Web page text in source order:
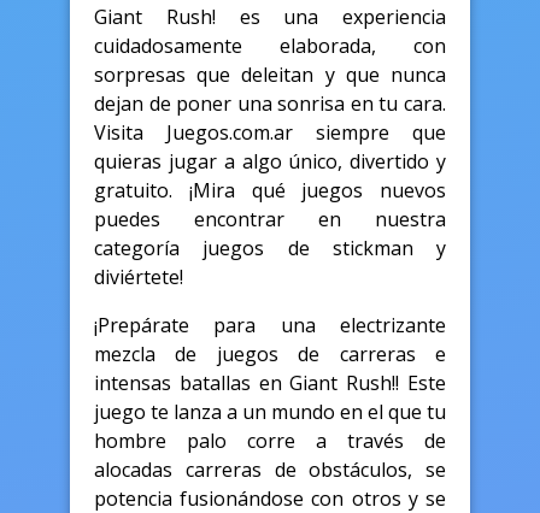
Giant Rush! es una experiencia
cuidadosamente elaborada, con
sorpresas que deleitan y que nunca
dejan de poner una sonrisa en tu cara.
Visita Juegos.com.ar siempre que
quieras jugar a algo único, divertido y
gratuito. ¡Mira qué juegos nuevos
puedes encontrar en nuestra
categoría juegos de stickman y
diviértete!
¡Prepárate para una electrizante
mezcla de juegos de carreras e
intensas batallas en Giant Rush!! Este
juego te lanza a un mundo en el que tu
hombre palo corre a través de
alocadas carreras de obstáculos, se
potencia fusionándose con otros y se